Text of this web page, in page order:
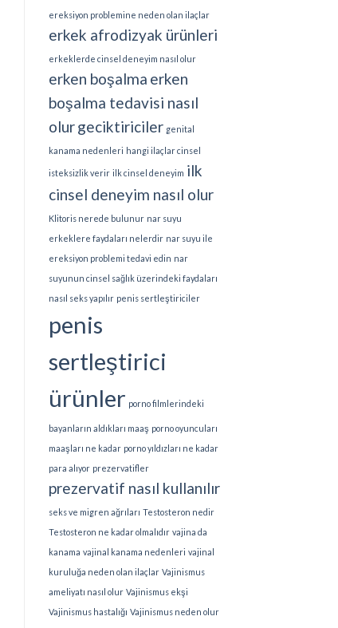
ereksiyon problemine neden olan ilaçlar
erkek afrodizyak ürünleri
erkeklerde cinsel deneyim nasıl olur
erken boşalma erken
boşalma tedavisi nasıl
olurgeciktiriciler genital
kanama nedenleri hangi ilaçlar cinsel
isteksizlik verir ilk cinsel deneyim ilk
cinsel deneyim nasıl olur
Klitoris nerede bulunur nar suyu
erkeklere faydaları nelerdir nar suyu ile
ereksiyon problemi tedavi edin nar
suyunun cinsel sağlık üzerindeki faydaları
nasıl seks yapılır penis sertleştiriciler
penis
sertleştirici
ürünler porno filmlerindeki
bayanların aldıkları maaş porno oyuncuları
maaşları ne kadar porno yıldızları ne kadar
para alıyor prezervatifler
prezervatif nasıl kullanılır
seks ve migren ağrıları Testosteron nedir
Testosteron ne kadar olmalıdır vajina da
kanama vajinal kanama nedenleri vajinal
kuruluğa neden olan ilaçlar Vajinismus
ameliyatı nasıl olur Vajinismus ekşi
Vajinismus hastalığı Vajinismus neden olur